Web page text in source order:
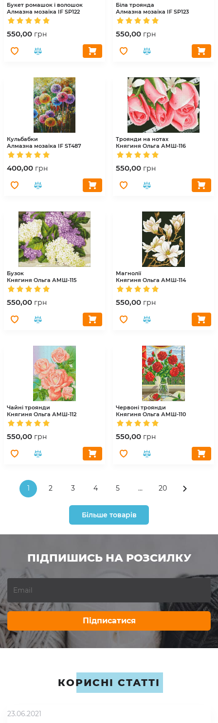
Букет ромашок і волошок
Алмазна мозаїка IF SP122
550,00 грн
Біла троянда
Алмазна мозаїка IF SP123
550,00 грн
Кульбабки
Алмазна мозаїка IF ST487
400,00 грн
Троянди на нотах
Княгиня Ольга АМШ-116
550,00 грн
Бузок
Княгиня Ольга АМШ-115
550,00 грн
Магнолії
Княгиня Ольга АМШ-114
550,00 грн
Чайні троянди
Княгиня Ольга АМШ-112
550,00 грн
Червоні троянди
Княгиня Ольга АМШ-110
550,00 грн
1 2 3 4 5 ... 20
Більше товарів
ПІДПИШИСЬ НА РОЗСИЛКУ
Підписатися
КОРИСНІ СТАТТІ
23.06.2021